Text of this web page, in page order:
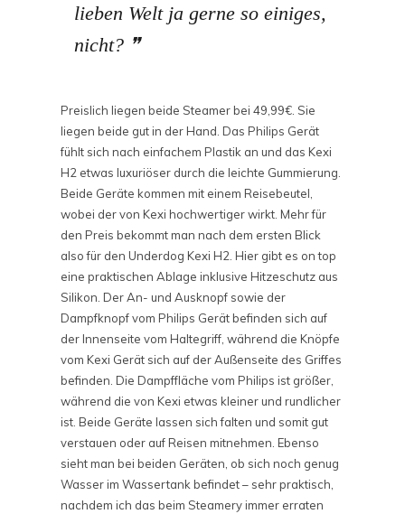
lieben Welt ja gerne so einiges,
nicht?
Preislich liegen beide Steamer bei 49,99€. Sie
liegen beide gut in der Hand. Das Philips Gerät
fühlt sich nach einfachem Plastik an und das Kexi
H2 etwas luxuriöser durch die leichte Gummierung.
Beide Geräte kommen mit einem Reisebeutel,
wobei der von Kexi hochwertiger wirkt. Mehr für
den Preis bekommt man nach dem ersten Blick
also für den Underdog Kexi H2. Hier gibt es on top
eine praktischen Ablage inklusive Hitzeschutz aus
Silikon. Der An- und Ausknopf sowie der
Dampfknopf vom Philips Gerät befinden sich auf
der Innenseite vom Haltegriff, während die Knöpfe
vom Kexi Gerät sich auf der Außenseite des Griffes
befinden. Die Dampffläche vom Philips ist größer,
während die von Kexi etwas kleiner und rundlicher
ist. Beide Geräte lassen sich falten und somit gut
verstauen oder auf Reisen mitnehmen. Ebenso
sieht man bei beiden Geräten, ob sich noch genug
Wasser im Wassertank befindet – sehr praktisch,
nachdem ich das beim Steamery immer erraten